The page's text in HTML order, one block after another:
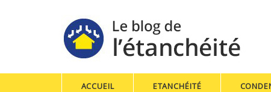
ACCUEIL ETANCHÉITÉ